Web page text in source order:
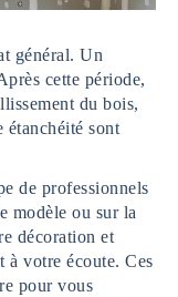
général. Un
cette période,
du bois,
étanchéité sont
de professionnels
modèle ou sur la
décoration et
à votre écoute. Ces
pour vous